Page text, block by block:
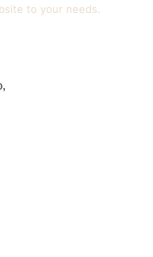
to your needs.